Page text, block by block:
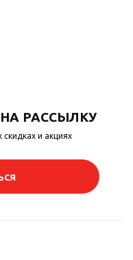
РАССЫЛКУ
и акциях